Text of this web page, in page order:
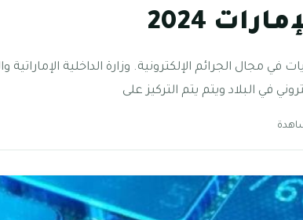
2024
في مجال الجرائم الإلكترونية. وزارة الداخلية
في البلاد ويتم يتم التركيز على